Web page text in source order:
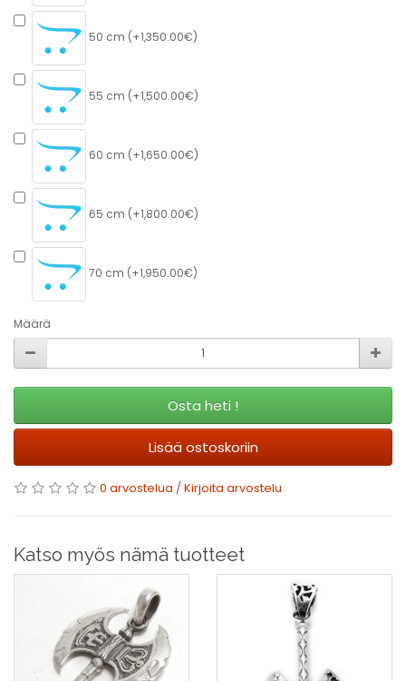
50 cm (+1,350.00€)
55 cm (+1,500.00€)
60 cm (+1,650.00€)
65 cm (+1,800.00€)
70 cm (+1,950.00€)
Määrä
Osta heti !
Lisää ostoskoriin
0 arvostelua /Kirjoita arvostelu
Katso myös nämä tuotteet